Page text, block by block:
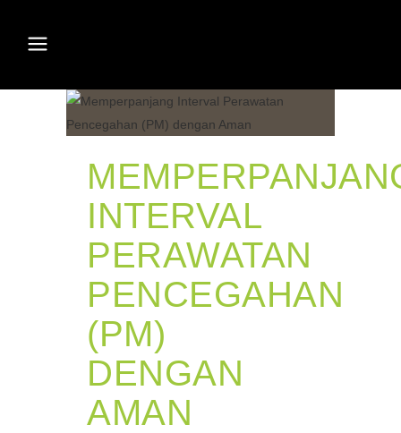
INTERVAL
PERAWATAN
PENCEGAHAN
(PM)
DENGAN
AMAN